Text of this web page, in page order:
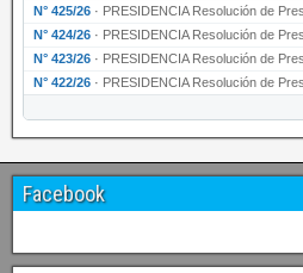
N° 425/26 · PRESIDENCIA Resolución de Presidencia N°
N° 424/26 · PRESIDENCIA Resolución de Presidencia Nº
N° 423/26 · PRESIDENCIA Resolución de Presidencia Nº
N° 422/26 · PRESIDENCIA Resolución de
Facebook